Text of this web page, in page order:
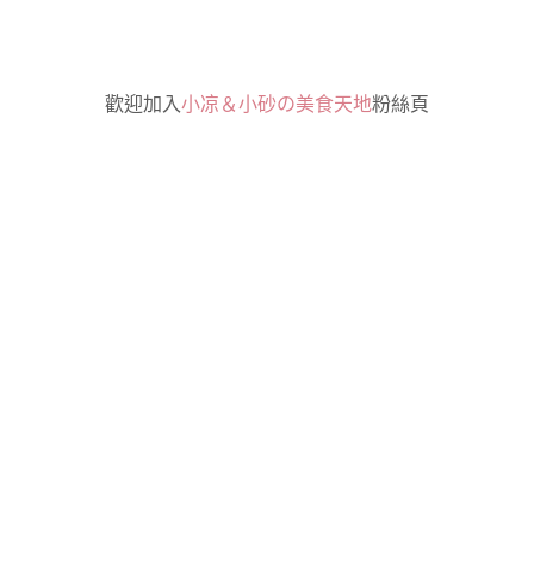
歡迎加入小凉＆小砂の美食天地粉絲頁